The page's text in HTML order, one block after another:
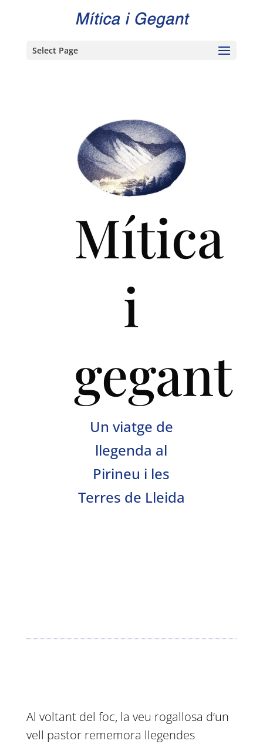
Select Page
Mítica
i
gegant
Un viatge de
llegenda al
Pirineu i les
Terres de Lleida
Al voltant del foc, la veu rogallosa d’un
vell pastor rememora llegendes